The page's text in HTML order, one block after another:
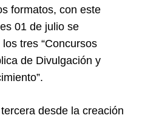
formatos, con este
01 de julio se
tres “Concursos
de Divulgación y
desde la creación